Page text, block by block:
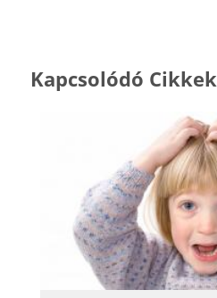
Kapcsolódó Cikkek